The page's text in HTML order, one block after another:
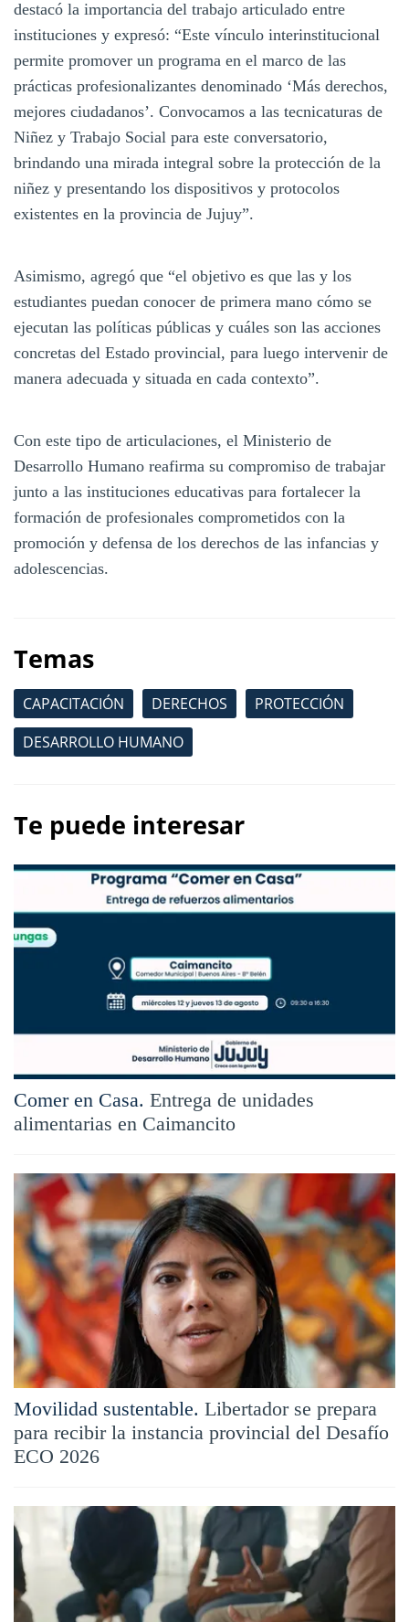
destacó la importancia del trabajo articulado entre
instituciones y expresó: “Este vínculo interinstitucional
permite promover un programa en el marco de las
prácticas profesionalizantes denominado ‘Más derechos,
mejores ciudadanos’. Convocamos a las tecnicaturas de
Niñez y Trabajo Social para este conversatorio,
brindando una mirada integral sobre la protección de la
niñez y presentando los dispositivos y protocolos
existentes en la provincia de Jujuy”.
Asimismo, agregó que “el objetivo es que las y los
estudiantes puedan conocer de primera mano cómo se
ejecutan las políticas públicas y cuáles son las acciones
concretas del Estado provincial, para luego intervenir de
manera adecuada y situada en cada contexto”.
Con este tipo de articulaciones, el Ministerio de
Desarrollo Humano reafirma su compromiso de trabajar
junto a las instituciones educativas para fortalecer la
formación de profesionales comprometidos con la
promoción y defensa de los derechos de las infancias y
adolescencias.
Temas
CAPACITACIÓN DERECHOS
PROTECCIÓN
DESARROLLO HUMANO
Te puede interesar
Comer en Casa. Entrega de unidades
alimentarias en Caimancito
Movilidad sustentable. Libertador se prepara
para recibir la instancia provincial del Desafío
ECO 2026